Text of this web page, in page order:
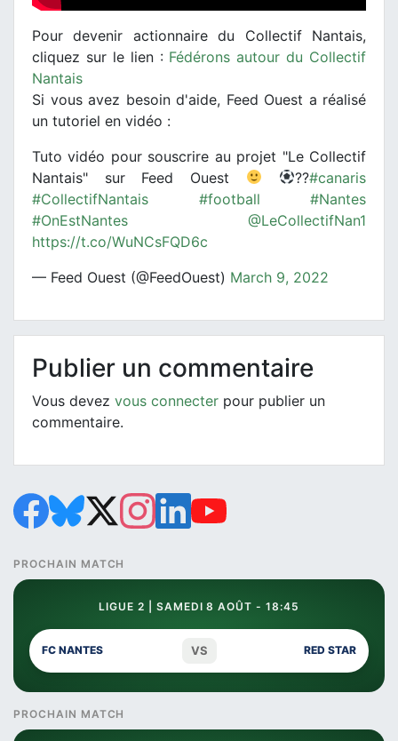
Pour devenir actionnaire du Collectif Nantais,
cliquez sur le lien : Fédérons autour du Collectif
Nantais
Si vous avez besoin d'aide, Feed Ouest a réalisé
un tutoriel en vidéo :
Tuto vidéo pour souscrire au projet "Le Collectif
Nantais" sur Feed Ouest
??#canaris
#CollectifNantais
#football
#Nantes
#OnEstNantes
@LeCollectifNan1
https://t.co/WuNCsFQD6c
— Feed Ouest (@FeedOuest) March 9, 2022
Publier un commentaire
Vous devez vous connecter pour publier un
commentaire.
PROCHAIN MATCH
LIGUE 2 | SAMEDI 8 AOÛT - 18:45
FC NANTES VS RED STAR
PROCHAIN MATCH